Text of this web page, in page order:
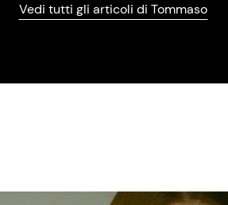
Vedi tutti gli articoli di Tommaso